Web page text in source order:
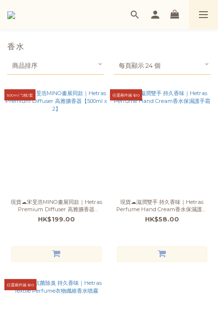
香水
商品排序 每頁顯示 24 個
500ml *2枝/套
現貨☁宋旻浩MINO畫展同款｜Hetras
Premium Diffuser 高雅擴香器
【500ml x 2】
HK$199.00
任選兩件減-$10
現貨☁滋潤雙手 持久香味｜Hetras
Perfume Hand Cream香水保濕護手
霜
HK$58.00
任選兩件減-$10